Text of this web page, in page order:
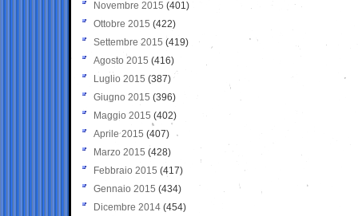
Novembre 2015 (401)
Ottobre 2015 (422)
Settembre 2015 (419)
Agosto 2015 (416)
Luglio 2015 (387)
Giugno 2015 (396)
Maggio 2015 (402)
Aprile 2015 (407)
Marzo 2015 (428)
Febbraio 2015 (417)
Gennaio 2015 (434)
Dicembre 2014 (454)